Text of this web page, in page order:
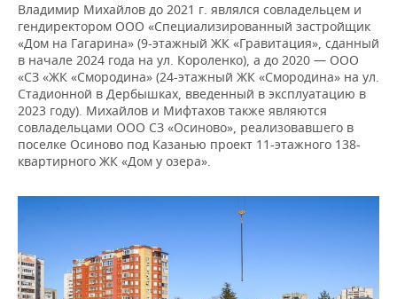
Владимир Михайлов до 2021 г. являлся совладельцем и
гендиректором ООО «Специализированный застройщик
«Дом на Гагарина» (9-этажный ЖК «Гравитация», сданный
в начале 2024 года на ул. Короленко), а до 2020 — ООО
«СЗ «ЖК «Смородина» (24-этажный ЖК «Смородина» на ул.
Стадионной в Дербышках, введенный в эксплуатацию в
2023 году). Михайлов и Мифтахов также являются
совладельцами ООО СЗ «Осиново», реализовавшего в
поселке Осиново под Казанью проект 11-этажного 138-
квартирного ЖК «Дом у озера».